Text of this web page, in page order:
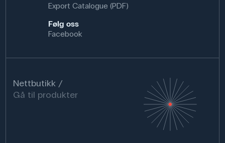
Export Catalogue (PDF)
Følg oss
Facebook
Nettbutikk
Gå til produkter